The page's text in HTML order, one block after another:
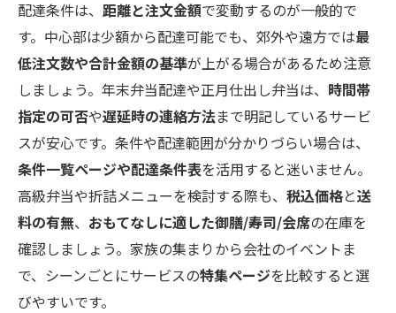
配達条件は、 距離と注文金額で変動するのが一般的で
す。中心部は少額から配達可能でも、郊外や遠方では最
低注文数や合計金額の基準が上がる場合があるため注意
しましょう。年末弁当配達や正月仕出し弁当は、 時間帯
指定の可否や遅延時の連絡方法まで明記しているサービ
スが安心です。条件や配達範囲が分かりづらい場合は、
条件一覧ページや配達条件表を活用すると迷いません。
高級弁当や折詰メニューを検討する際も、 税込価格と送
料の有無、 おもてなしに適した御膳/寿司/会席の在庫を
確認しましょう。家族の集まりから会社のイベントま
で、シーンごとにサービスの特集ページを比較すると選
びやすいです。